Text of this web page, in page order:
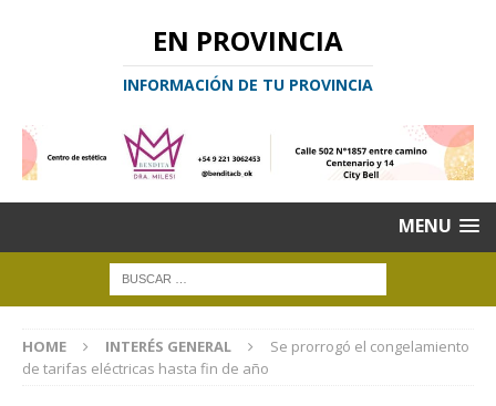
EN PROVINCIA
INFORMACIÓN DE TU PROVINCIA
MENU
HOME INTERÉS GENERAL
Se prorrogó el congelamiento
de tarifas eléctricas hasta fin de año